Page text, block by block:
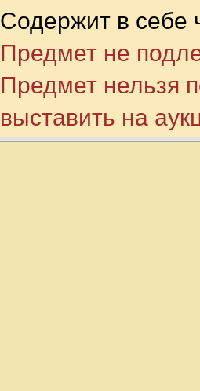
Содержит в себе
Предмет не
Предмет нельзя
выставить на